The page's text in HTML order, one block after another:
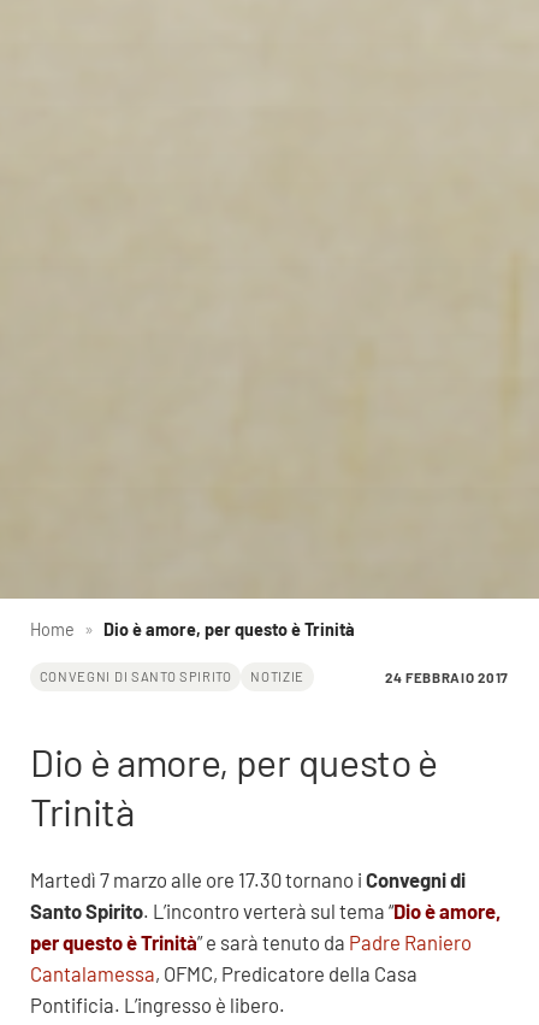
Home » Dio è amore, per questo è Trinità
CONVEGNI DI SANTO SPIRITO NOTIZIE 24 FEBBRAIO 2017
Dio è amore, per questo è
Trinità
Martedì 7 marzo alle ore 17.30 tornano i Convegni di
Santo Spirito. L’incontro verterà sul tema “Dio è amore,
per questo è Trinità” e sarà tenuto da Padre Raniero
Cantalamessa, OFMC, Predicatore della Casa
Pontificia. L’ingresso è libero.